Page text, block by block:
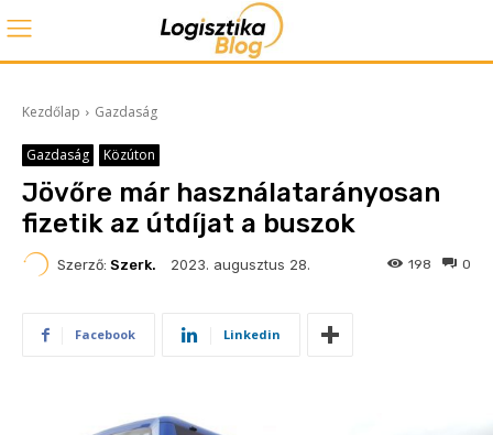
Kezdőlap Gazdaság
Gazdaság Közúton
Jövőre már használatarányosan
fizetik az útdíjat a buszok
Szerző: Szerk. 2023. augusztus 28. 0
198
Facebook Linkedin